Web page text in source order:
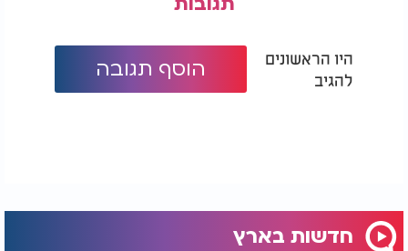
היו הראשונים
להגיב
הוסף תגובה
חדשות בארץ